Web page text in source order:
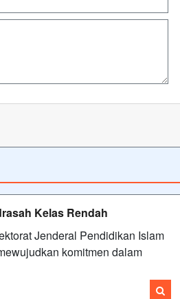
Kelas Rendah
Jenderal Pendidikan Islam
komitmen dalam